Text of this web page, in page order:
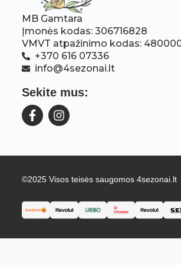
MB Gamtara
Įmonės kodas: 306716828
VMVT atpažinimo kodas:
+370 616 07336
info@4sezonai.lt
Sekite mus:
©2025 Visos teisės saugomos 4sezonai.lt